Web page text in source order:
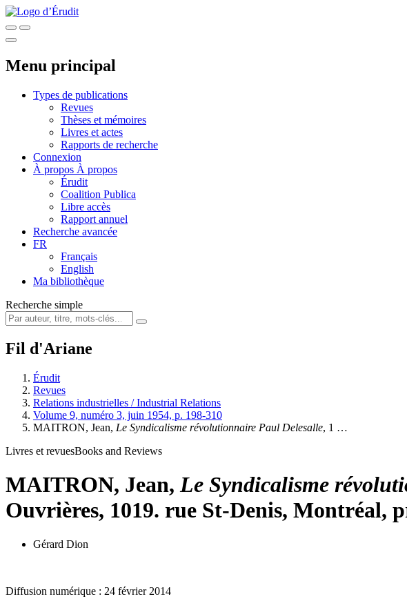
Menu principal
Types de publications
Revues
Thèses et mémoires
Livres et actes
Rapports de recherche
Connexion
À propos À propos
Érudit
Coalition Publica
Libre accès
Rapport annuel
Recherche avancée
FR
Français
English
Ma bibliothèque
Recherche simple
Fil d'Ariane
Érudit
Revues
Relations industrielles / Industrial Relations
Volume 9, numéro 3, juin 1954, p. 198-310
MAITRON, Jean, Le Syndicalisme révolutionnaire Paul Delesalle, 1 …
Livres et revuesBooks and Reviews
MAITRON, Jean, Le Syndicalisme
Ouvrières, 1019. rue St-Denis, Montréal,
Gérard Dion
Diffusion numérique : 24 février 2014